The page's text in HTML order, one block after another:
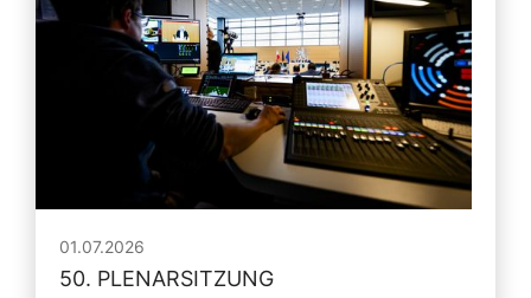
01.07.2026
50. PLENARSITZUNG